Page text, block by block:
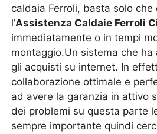
caldaia Ferroli, basta solo
l’Assistenza Caldaie Ferroli
immediatamente o in tempi
montaggio.Un sistema che
gli acquisti su internet. In
collaborazione ottimale e
ad avere la garanzia in attivo
dei problemi su questa parte
sempre importante quindi